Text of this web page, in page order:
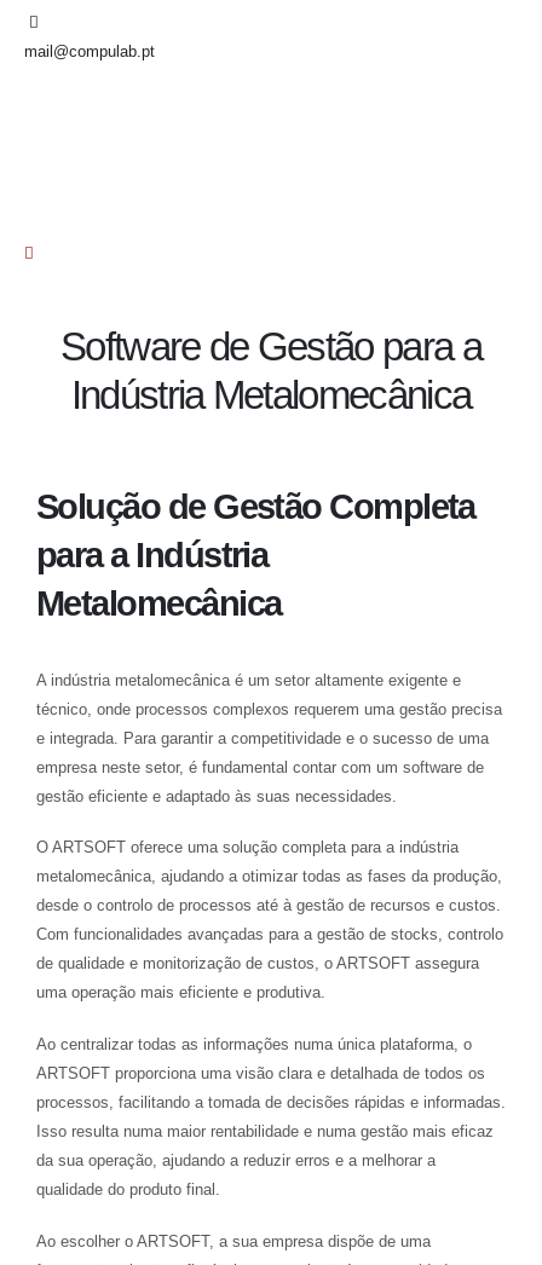
mail@compulab.pt
Software de Gestão para a
Indústria Metalomecânica
Solução de Gestão Completa
para a Indústria
Metalomecânica
A indústria metalomecânica é um setor altamente exigente e
técnico, onde processos complexos requerem uma gestão precisa
e integrada. Para garantir a competitividade e o sucesso de uma
empresa neste setor, é fundamental contar com um software de
gestão eficiente e adaptado às suas necessidades.
O ARTSOFT oferece uma solução completa para a indústria
metalomecânica, ajudando a otimizar todas as fases da produção,
desde o controlo de processos até à gestão de recursos e custos.
Com funcionalidades avançadas para a gestão de stocks, controlo
de qualidade e monitorização de custos, o ARTSOFT assegura
uma operação mais eficiente e produtiva.
Ao centralizar todas as informações numa única plataforma, o
ARTSOFT proporciona uma visão clara e detalhada de todos os
processos, facilitando a tomada de decisões rápidas e informadas.
Isso resulta numa maior rentabilidade e numa gestão mais eficaz
da sua operação, ajudando a reduzir erros e a melhorar a
qualidade do produto final.
Ao escolher o ARTSOFT, a sua empresa dispõe de uma